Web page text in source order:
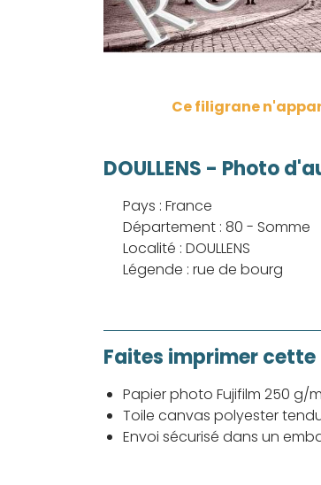
Ce filigrane
DOULLENS - Photo
Pays : France
Département : 80 - Somme
Localité : DOULLENS
Légende : rue de bourg
Faites imprimer
Papier photo Fujifilm 250
Toile canvas polyester
Envoi sécurisé dans un